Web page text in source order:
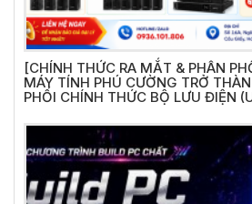
[CHÍNH THỨC RA MẮT & PHÂN
MÁY TÍNH PHÚ CƯỜNG TRỞ
PHỐI CHÍNH THỨC BỘ LƯU ĐIỆN